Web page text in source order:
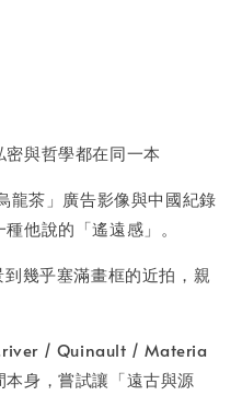
與哲學都在同一本
龍茶」廣告影像與中國紀錄
他說的「遙遠感」。
幾乎塞滿畫框的近拍，親
/ Quinault / Materia
身，嘗試讓「遠古與源